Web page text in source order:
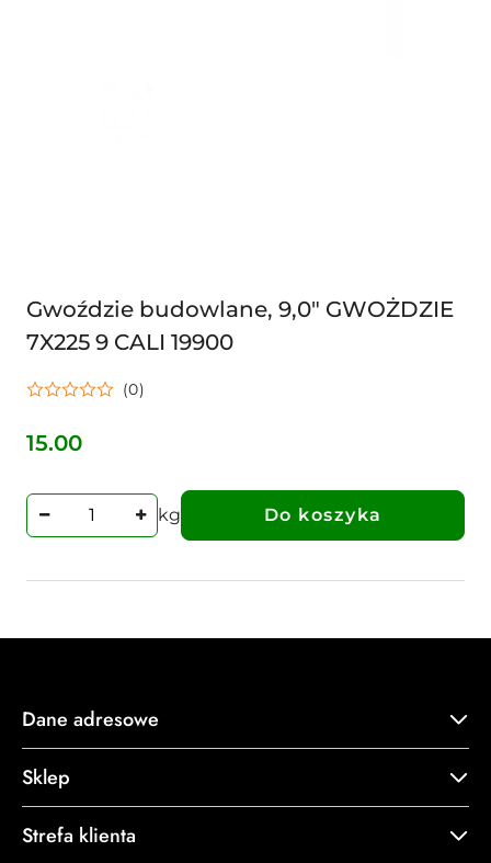
Gwoździe budowlane, 9,0" GWOŻDZIE
7X225 9 CALI 19900
(0)
Cena:
15.00
kg Do koszyka
Dane adresowe
Sklep
Strefa klienta